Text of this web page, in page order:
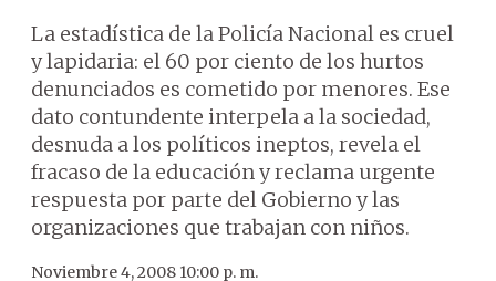
La estadística de la Policía Nacional es cruel
y lapidaria: el 60 por ciento de los hurtos
denunciados es cometido por menores. Ese
dato contundente interpela a la sociedad,
desnuda a los políticos ineptos, revela el
fracaso de la educación y reclama urgente
respuesta por parte del Gobierno y las
organizaciones que trabajan con niños.
Noviembre 4, 2008 10:00 p. m.